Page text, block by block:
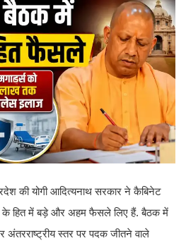
की योगी आदित्यनाथ सरकार ने कैबिनेट
के हित में बड़े और अहम फैसले लिए हैं. बैठक में
अंतरराष्ट्रीय स्तर पर पदक जीतने वाले